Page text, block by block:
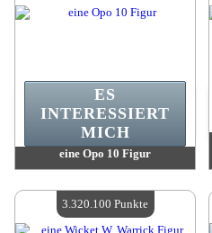
eine Opo 10 Figur
Verfügbare Menge:4
ES
INTERESSIERT
MICH
3.320.100 Punkte